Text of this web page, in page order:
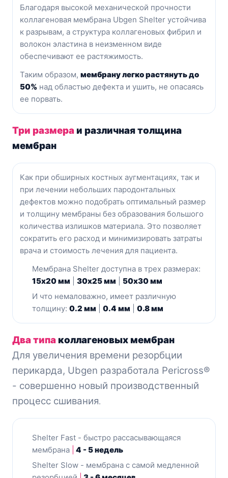
Благодаря высокой механической прочности
коллагеновая мембрана Ubgen Shelter устойчива
к разрывам, а структура коллагеновых фибрил и
волокон эластина в неизменном виде
обеспечивают ее растяжимость.
Таким образом, мембрану легко растянуть до
50% над областью дефекта и ушить, не опасаясь
ее порвать.
Три размера и различная толщина
мембран
Как при обширных костных аугментациях, так и
при лечении небольших пародонтальных
дефектов можно подобрать оптимальный размер
и толщину мембраны без образования большого
количества излишков материала. Это позволяет
сократить его расход и минимизировать затраты
врача и стоимость лечения для пациента.
Мембрана Shelter доступна в трех размерах:
15x20 мм
30x25 мм
50x30 мм
И что немаловажно, имеет различную
толщину: 0.2 мм 0.4 мм 0.8 мм
Два типа коллагеновых мембран
Для увеличения времени резорбции
перикарда, Ubgen разработала Pericross®
- совершенно новый производственный
процесс сшивания.
Shelter Fast - быстро рассасывающаяся
мембрана
4 - 5 недель
Shelter Slow - мембрана с самой медленной